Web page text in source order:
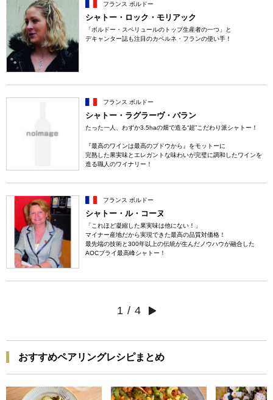
フランス ボルドー
シャトー・ロック・モリアック
「ボルドー・スペリュールのトップ生産者の一つ」と
デキャンター誌も注目のカベルネ・フランの使い手！
フランス ボルドー
シャトー・ラグラーヴ・パラン
たった一人、わずか3.5haの畑で造る“超”こだわり派シャトー！
『最高のワインは最高のブドウから』をモットーに
完熟した果実味とエレガントな味わいが完璧に調和したワインを
造る職人のワイナリー！
フランス ボルドー
シャトー・ル・コーヌ
「これほど凝縮した果実味は他にない！」
マイナー産地だから実現できた最高の品質対価格！
最先端の技術と300年以上の伝統が生んだノウハウが融合した
AOCブライ最高峰シャトー！
1 / 4
おすすめペアリングレシピまとめ